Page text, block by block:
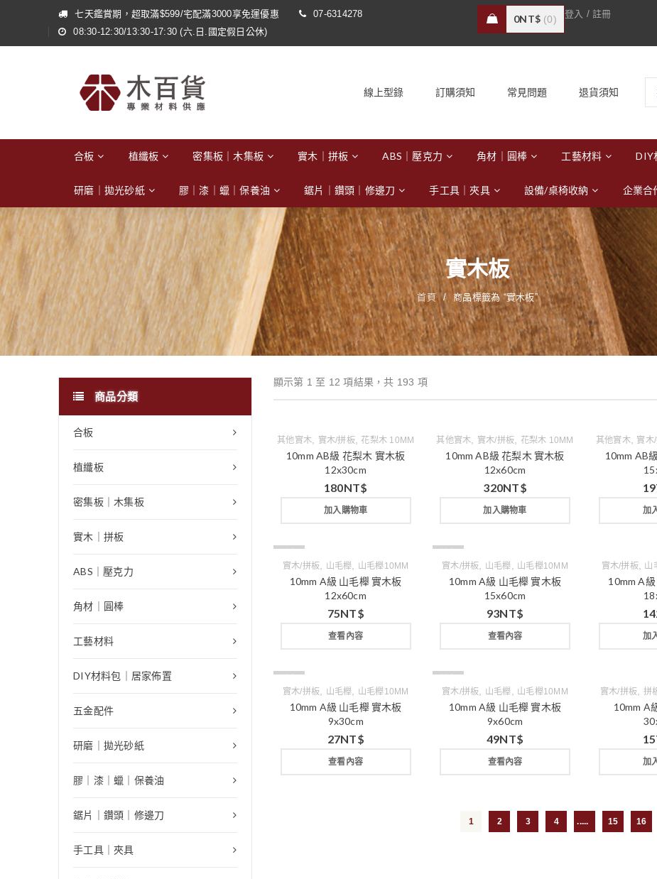
七天鑑賞期，超取滿$599/宅配滿3000享免運優惠
07-6314278
08:30-12:30/13:30-17:30 (六.日.國定假日公休)
0NT$ 0 登入 / 註冊
線上型錄 訂購須知 常見問題 退貨須知
合板 植纖板 密集板｜木集板 實木｜拼板 ABS｜壓克力 角材｜圓棒 工藝材料 DIY
研磨｜拋光砂紙 膠｜漆｜蠟｜保養油 鋸片｜鑽頭｜修邊刀 手工具｜夾具 設備/桌椅收納 企業合
實木板
首頁 / 商品標籤為 “實木板”
商品分類
合板
植纖板
密集板｜木集板
實木｜拼板
ABS｜壓克力
角材｜圓棒
工藝材料
DIY材料包｜居家佈置
五金配件
研磨｜拋光砂紙
膠｜漆｜蠟｜保養油
鋸片｜鑽頭｜修邊刀
手工具｜夾具
顯示第 1 至 12 項結果，共 193 項
其他實木 實木/拼板, 花梨木 10MM
10mm AB級 花梨木 實木板
12x30cm
180NT$
加入購物車
其他實木 實木/拼板 花梨木 10MM
10mm AB級 花梨木 實木板
12x60cm
320NT$
加入購物車
其他實木, 實木
10mm AB
加
實木/拼板 山毛櫸 山毛櫸10MM
10mm A級 山毛櫸 實木板
12x60cm
75NT$
查看內容
實木/拼板 山毛櫸 山毛櫸10MM
10mm A級 山毛櫸 實木板
15x60cm
93NT$
查看內容
實木/拼板, 山
10mm A
加
實木/拼板 山毛櫸 山毛櫸10MM
10mm A級 山毛櫸 實木板
9x30cm
27NT$
查看內容
實木/拼板 山毛櫸 山毛櫸10MM
10mm A級 山毛櫸 實木板
9x60cm
49NT$
查看內容
實木/拼板 拼
10mm A
加
1 2 3 4 ... 15 16